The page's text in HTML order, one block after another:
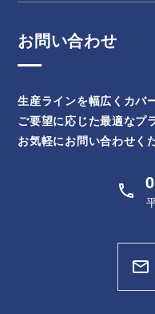
お問い合わせ
生産ラインを幅広くカバ
ご要望に応じた最適なプ
お気軽にお問い合わせく